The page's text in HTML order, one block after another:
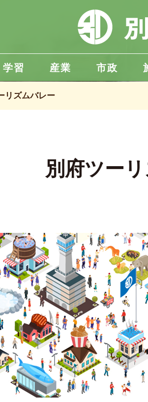
学習 産業 市政
リズムバレー
別府ツー